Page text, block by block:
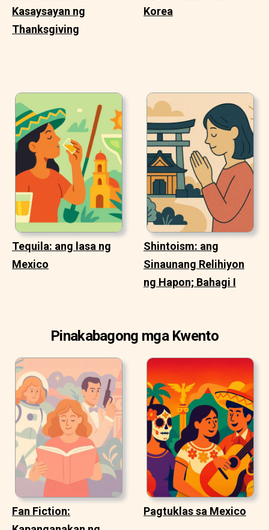
Kasaysayan ng
Thanksgiving
Korea
Tequila: ang lasa ng
Mexico
Shintoism: ang
Sinaunang Relihiyon
ng Hapon; Bahagi I
Pinakabagong mga Kwento
Fan Fiction:
Pagtuklas sa Mexico